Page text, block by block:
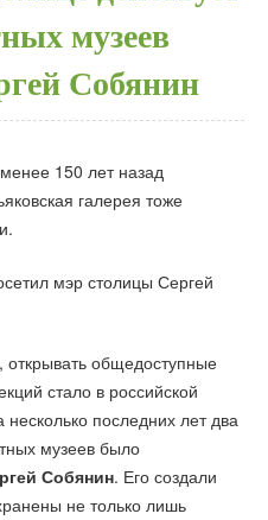
музеев
Собянин
150 лет назад
галерея тоже
мэр столицы Сергей
, открывать общедоступные
стало в российской
последних лет два
музеев было
Собянин. Его создали
не только лишь